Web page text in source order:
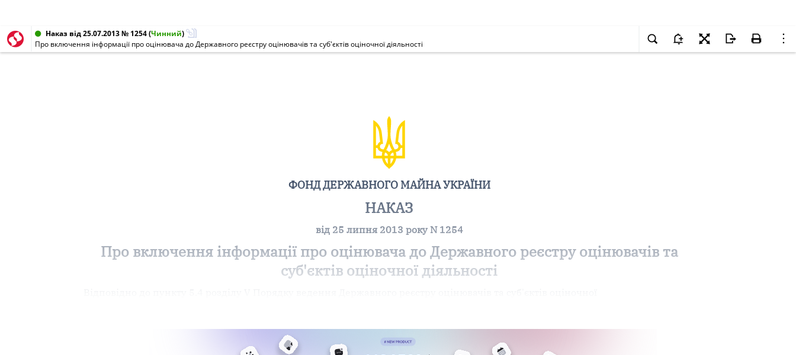
Наказ від 25.07.2013 № 1254(Чинний)
Про включення інформації про оцінювача до Державного реєстру оцінювачів та суб'єктів оціночної діяльності
ФОНД ДЕРЖАВНОГО МАЙНА УКРАЇНИ
НАКАЗ
від 25 липня 2013 року N 1254
Про включення інформації про оцінювача до Державного реєстру оцінювачів та
суб'єктів оціночної діяльності